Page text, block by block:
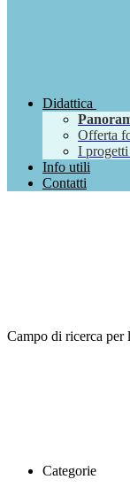
Didattica
Offerta
I progetti
Info utili
Contatti
Campo di ricerca per
Categorie